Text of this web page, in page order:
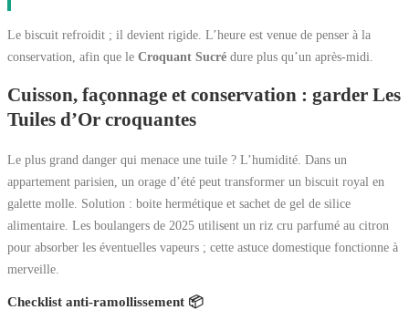
Le biscuit refroidit ; il devient rigide. L’heure est venue de penser à la
conservation, afin que le Croquant Sucré dure plus qu’un après-midi.
Cuisson, façonnage et conservation : garder Les
Tuiles d’Or croquantes
Le plus grand danger qui menace une tuile ? L’humidité. Dans un
appartement parisien, un orage d’été peut transformer un biscuit royal en
galette molle. Solution : boite hermétique et sachet de gel de silice
alimentaire. Les boulangers de 2025 utilisent un riz cru parfumé au citron
pour absorber les éventuelles vapeurs ; cette astuce domestique fonctionne à
merveille.
Checklist anti-ramollissement 📦